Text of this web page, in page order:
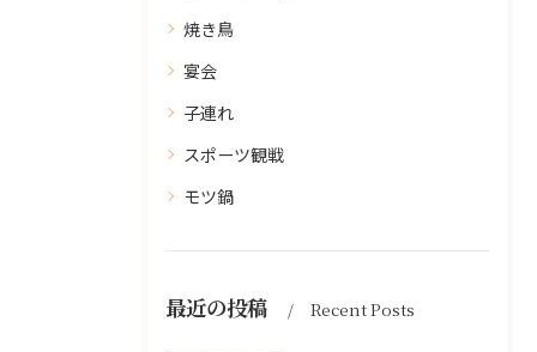
焼き鳥
宴会
子連れ
スポーツ観戦
モツ鍋
最近の投稿 Recent Posts